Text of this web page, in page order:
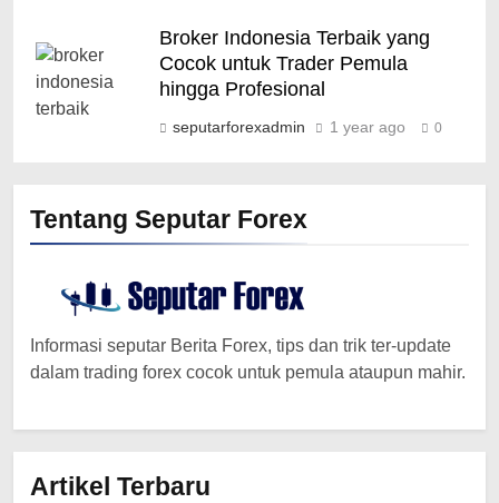
Broker Indonesia Terbaik yang
Cocok untuk Trader Pemula
hingga Profesional
seputarforexadmin 1 year ago 0
Tentang Seputar Forex
Informasi seputar Berita Forex, tips dan trik ter-update
dalam trading forex cocok untuk pemula ataupun mahir.
Artikel Terbaru